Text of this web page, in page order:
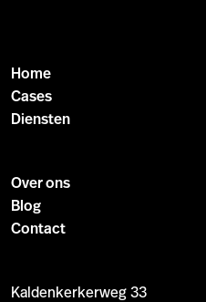
Home
Cases
Diensten
Over ons
Blog
Contact
Kaldenkerkerweg 33